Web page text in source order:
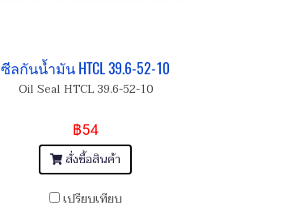
ซีลกันน้ำมัน HTCL 39.6-52-10
Oil Seal HTCL 39.6-52-10
฿54
สั่งซื้อสินค้า
เปรียบเทียบ